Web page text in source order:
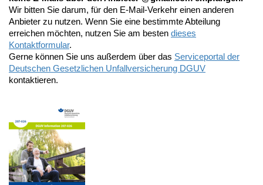
Wir bitten Sie darum, für den E-Mail-Verkehr einen anderen
Anbieter zu nutzen. Wenn Sie eine bestimmte Abteilung
erreichen möchten, nutzen Sie am besten dieses
Kontaktformular.
Gerne können Sie uns außerdem über das Serviceportal der
Deutschen Gesetzlichen Unfallversicherung DGUV
kontaktieren.